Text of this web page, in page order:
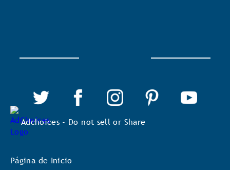
Adchoices - Do not sell or Share
Página de Inicio